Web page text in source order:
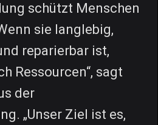
schützt Menschen
sie langlebig,
reparierbar ist,
Ressourcen“, sagt
der
„Unser Ziel ist es,